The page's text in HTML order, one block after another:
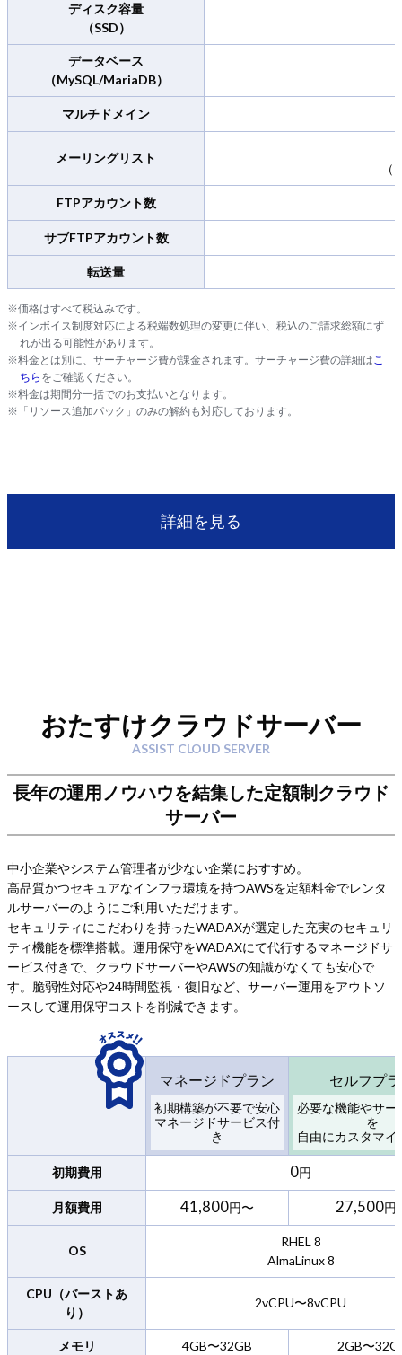
ディスク容量
（SSD）
データベース
（MySQL/MariaDB）
マルチドメイン
メーリングリスト
FTPアカウント数
サブFTPアカウント数
転送量
※価格はすべて税込みです。
※インボイス制度対応による税端数処理の変更に伴い、税込のご請求総額にず
れが出る可能性があります。
※料金とは別に、サーチャージ費が課金されます。サーチャージ費の詳細はこ
ちら をご確認ください。
※料金は期間分一括でのお支払いとなります。
※「リソース追加パック」のみの解約も対応しております。
詳細を見る
おたすけクラウドサーバー
ASSIST CLOUD SERVER
⻑年の運⽤ノウハウを結集した定額制クラウド
サーバー
中⼩企業やシステム管理者が少ない企業におすすめ。
⾼品質かつセキュアなインフラ環境を持つAWSを定額料⾦でレンタ
ルサーバーのようにご利⽤いただけます。
セキュリティにこだわりを持ったWADAXが選定した充実のセキュリ
ティ機能を標準搭載。運⽤保守をWADAXにて代⾏するマネージドサ
ービス付きで、クラウドサーバーやAWSの知識がなくても安⼼で
す。脆弱性対応や24時間監視・復旧など、サーバー運⽤をアウトソ
ースして運⽤保守コストを削減できます。
マネージドプラン
初期構築が不要で安心
マネージドサービス付
き
セルフプ
必要な機能やサー
を
⾃由にカスタマイ
初期費用 0円
月額費用 41,800円〜 27,500円
OS
RHEL 8
AlmaLinux 8
CPU（バーストあ
り）
2vCPU〜8vCPU
メモリ 4GB〜32GB 2GB〜